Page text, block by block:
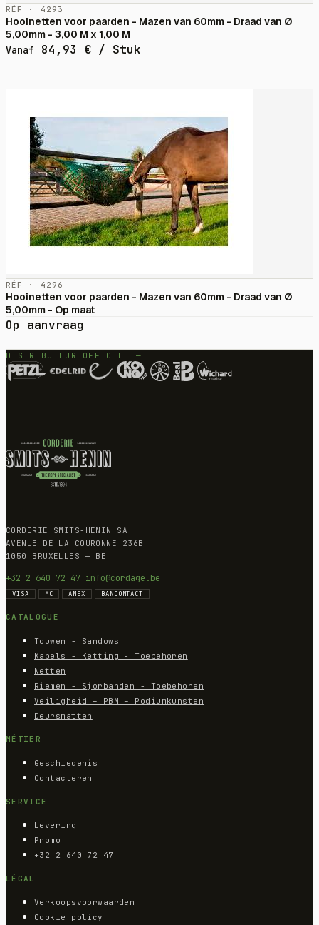
RÉF · 4293
Hooinetten voor paarden - Mazen van 60mm - Draad van Ø
5,00mm - 3,00 M x 1,00 M
Vanaf
84,93 € / Stuk
RÉF · 4296
Hooinetten voor paarden - Mazen van 60mm - Draad van Ø
5,00mm - Op maat
Op aanvraag
DISTRIBUTEUR OFFICIEL —
CORDERIE SMITS-HENIN SA
AVENUE DE LA COURONNE 236B
1050 BRUXELLES — BE
+32 2 640 72 47 info@cordage.be
VISA MC AMEX BANCONTACT
CATALOGUE
Touwen - Sandows
Kabels - Ketting - Toebehoren
Netten
Riemen - Sjorbanden - Toebehoren
Veiligheid – PBM – Podiumkunsten
Deursmatten
MÉTIER
Geschiedenis
Contacteren
SERVICE
Levering
Promo
+32 2 640 72 47
LÉGAL
Verkoopsvoorwaarden
Cookie policy